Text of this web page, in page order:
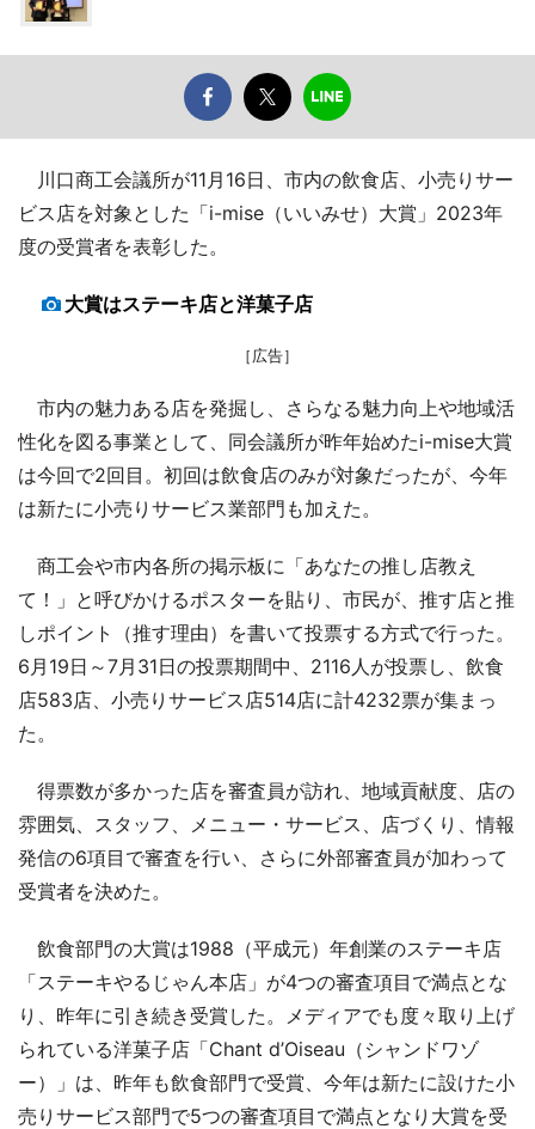
川口商工会議所が11月16日、市内の飲食店、小売りサー
ビス店を対象とした「i-mise（いいみせ）大賞」2023年
度の受賞者を表彰した。
大賞はステーキ店と洋菓子店
［広告］
市内の魅力ある店を発掘し、さらなる魅力向上や地域活
性化を図る事業として、同会議所が昨年始めたi-mise大賞
は今回で2回目。初回は飲食店のみが対象だったが、今年
は新たに小売りサービス業部門も加えた。
商工会や市内各所の掲示板に「あなたの推し店教え
て！」と呼びかけるポスターを貼り、市民が、推す店と推
しポイント（推す理由）を書いて投票する方式で行った。
6月19日～7月31日の投票期間中、2116人が投票し、飲食
店583店、小売りサービス店514店に計4232票が集まっ
た。
得票数が多かった店を審査員が訪れ、地域貢献度、店の
雰囲気、スタッフ、メニュー・サービス、店づくり、情報
発信の6項目で審査を行い、さらに外部審査員が加わって
受賞者を決めた。
飲食部門の大賞は1988（平成元）年創業のステーキ店
「ステーキやるじゃん本店」が4つの審査項目で満点とな
り、昨年に引き続き受賞した。メディアでも度々取り上げ
られている洋菓子店「Chant d’Oiseau（シャンドワゾ
ー）」は、昨年も飲食部門で受賞、今年は新たに設けた小
売りサービス部門で5つの審査項目で満点となり大賞を受